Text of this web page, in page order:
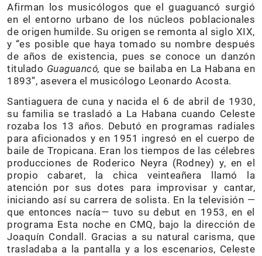
Afirman los musicólogos que el guaguancó surgió
en el entorno urbano de los núcleos poblacionales
de origen humilde. Su origen se remonta al siglo XIX,
y “es posible que haya tomado su nombre después
de años de existencia, pues se conoce un danzón
titulado Guaguancó, que se bailaba en La Habana en
1893”, asevera el musicólogo Leonardo Acosta.
Santiaguera de cuna y nacida el 6 de abril de 1930,
su familia se trasladó a La Habana cuando Celeste
rozaba los 13 años. Debutó en programas radiales
para aficionados y en 1951 ingresó en el cuerpo de
baile de Tropicana. Eran los tiempos de las célebres
producciones de Roderico Neyra (Rodney) y, en el
propio cabaret, la chica veinteañera llamó la
atención por sus dotes para improvisar y cantar,
iniciando así su carrera de solista. En la televisión —
que entonces nacía— tuvo su debut en 1953, en el
programa Esta noche en CMQ, bajo la dirección de
Joaquín Condall. Gracias a su natural carisma, que
trasladaba a la pantalla y a los escenarios, Celeste